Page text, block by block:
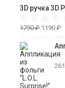
3D ручка 3D
1790₽ 1190 ₽
261